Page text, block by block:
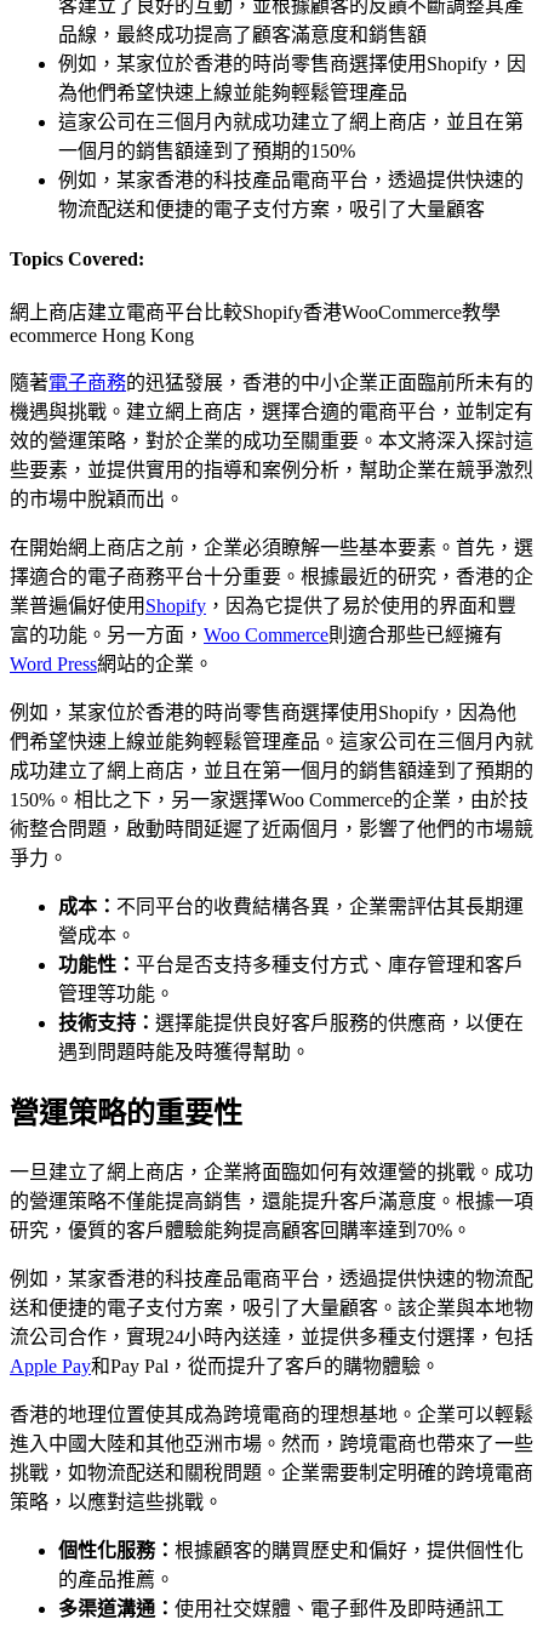
客建立了良好的互動，並根據顧客的反饋不斷調整其產
品線，最終成功提高了顧客滿意度和銷售額
例如，某家位於香港的時尚零售商選擇使用Shopify，因
為他們希望快速上線並能夠輕鬆管理產品
這家公司在三個月內就成功建立了網上商店，並且在第
一個月的銷售額達到了預期的150%
例如，某家香港的科技產品電商平台，透過提供快速的
物流配送和便捷的電子支付方案，吸引了大量顧客
Topics Covered:
網上商店建立電商平台比較Shopify香港WooCommerce教學
ecommerce Hong Kong
隨著電子商務的迅猛發展，香港的中小企業正面臨前所未有的
機遇與挑戰。建立網上商店，選擇合適的電商平台，並制定有
效的營運策略，對於企業的成功至關重要。本文將深入探討這
些要素，並提供實用的指導和案例分析，幫助企業在競爭激烈
的市場中脫穎而出。
在開始網上商店之前，企業必須瞭解一些基本要素。首先，選
擇適合的電子商務平台十分重要。根據最近的研究，香港的企
業普遍偏好使用 Shopify ，因為它提供了易於使用的界面和豐
富的功能。另一方面， Woo Commerce則適合那些已經擁有
Word Press網站的企業。
例如，某家位於香港的時尚零售商選擇使用Shopify，因為他
們希望快速上線並能夠輕鬆管理產品。這家公司在三個月內就
成功建立了網上商店，並且在第一個月的銷售額達到了預期的
150%。相比之下，另一家選擇Woo Commerce的企業，由於技
術整合問題，啟動時間延遲了近兩個月，影響了他們的市場競
爭力。
成本： 不同平台的收費結構各異，企業需評估其長期運
營成本。
功能性： 平台是否支持多種支付方式、庫存管理和客戶
管理等功能。
技術支持： 選擇能提供良好客戶服務的供應商，以便在
遇到問題時能及時獲得幫助。
營運策略的重要性
一旦建立了網上商店，企業將面臨如何有效運營的挑戰。成功
的營運策略不僅能提高銷售，還能提升客戶滿意度。根據一項
研究，優質的客戶體驗能夠提高顧客回購率達到70%。
例如，某家香港的科技產品電商平台，透過提供快速的物流配
送和便捷的電子支付方案，吸引了大量顧客。該企業與本地物
流公司合作，實現24小時內送達，並提供多種支付選擇，包括
Apple Pay和Pay Pal，從而提升了客戶的購物體驗。
香港的地理位置使其成為跨境電商的理想基地。企業可以輕鬆
進入中國大陸和其他亞洲市場。然而，跨境電商也帶來了一些
挑戰，如物流配送和關稅問題。企業需要制定明確的跨境電商
策略，以應對這些挑戰。
個性化服務： 根據顧客的購買歷史和偏好，提供個性化
的產品推薦。
多渠道溝通： 使用社交媒體、電子郵件及即時通訊工